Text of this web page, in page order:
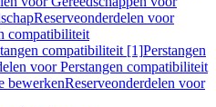
Reserveonderdelen voor
compatibiliteit
compatibiliteit [1]Perstangen
voor Perstangen compatibiliteit
bewerkenReserveonderdelen voor